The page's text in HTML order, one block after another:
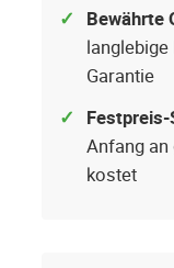
Bewährte
Garantie
Anfang an
kostet